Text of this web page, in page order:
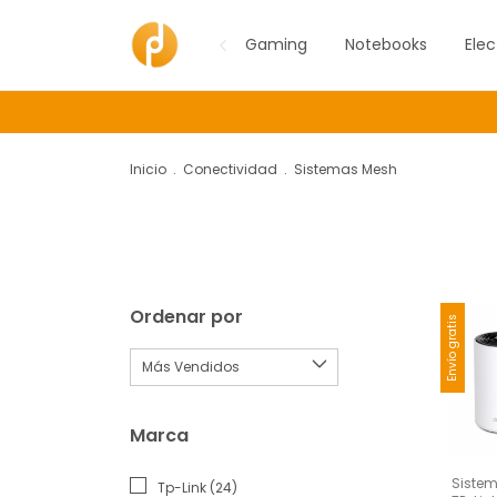
Gaming Notebooks
Inicio . Conectividad . Sistemas Mesh
Ordenar por
Marca
Tp-Link (24)
Envío gratis